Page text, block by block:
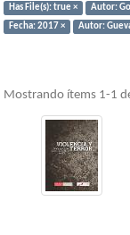
Has File(s): true × Autor:
Fecha: 2017 ×
Autor:
Mostrando ítems 1-1